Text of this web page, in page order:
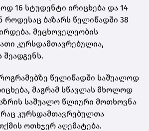
16 სტუდენტი ირიცხება და 14
როდესაც ბაზარს წელიწადში 38
მეცხოველეობის
კურსდამთავრებულია,
შეადგენს.
წელიწადში საშუალოდ
მაგრამ სწავლას მხოლოდ
საშუალო წლიური მოთხოვნა
რაც კურსდამთავრებულთა
ოთხჯერ აღემატება.